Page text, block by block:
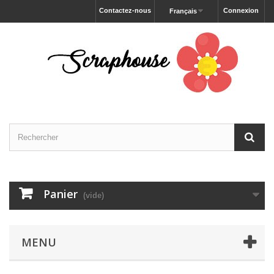
Connexion
Français
Contactez-nous
Panier (vide)
MENU